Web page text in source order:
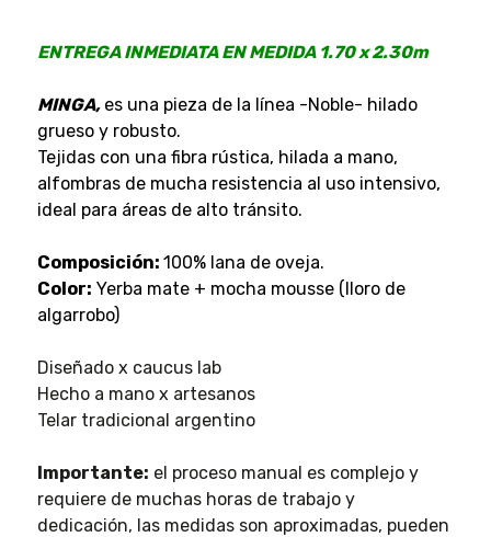
ENTREGA INMEDIATA EN MEDIDA 1.70 x 2.30m
MINGA, es una pieza de la línea -Noble- hilado
grueso y robusto.
Tejidas con una fibra rústica, hilada a mano,
alfombras de mucha resistencia al uso intensivo,
ideal para áreas de alto tránsito.
Composición: 100% lana de oveja.
Color: Yerba mate + mocha mousse (lloro de
algarrobo)
Diseñado x caucus lab
Hecho a mano x artesanos
Telar tradicional argentino
Importante: el proceso manual es complejo y
requiere de muchas horas de trabajo y
dedicación, las medidas son aproximadas, pueden